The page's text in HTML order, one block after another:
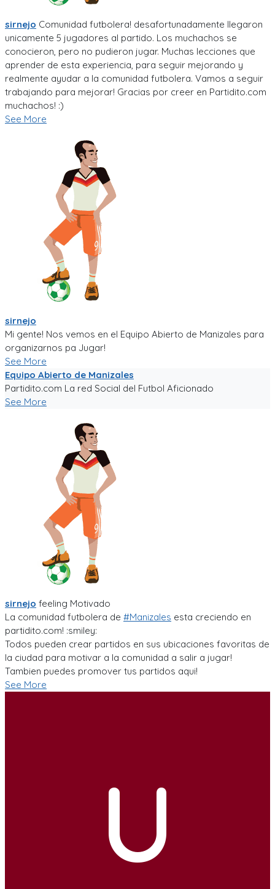
sirnejo Comunidad futbolera! desafortunadamente llegaron
unicamente 5 jugadores al partido. Los muchachos se
conocieron, pero no pudieron jugar. Muchas lecciones que
aprender de esta experiencia, para seguir mejorando y
realmente ayudar a la comunidad futbolera. Vamos a seguir
trabajando para mejorar! Gracias por creer en Partidito.com
muchachos! :)
See More
sirnejo
Mi gente! Nos vemos en el Equipo Abierto de Manizales para
organizarnos pa Jugar!
See More
Equipo Abierto de Manizales
Partidito.com La red Social del Futbol Aficionado
See More
sirnejo feeling Motivado
La comunidad futbolera de #Manizales esta creciendo en
partidito.com! :smiley:
Todos pueden crear partidos en sus ubicaciones favoritas de
la ciudad para motivar a la comunidad a salir a jugar!
Tambien puedes promover tus partidos aqui!
See More
U